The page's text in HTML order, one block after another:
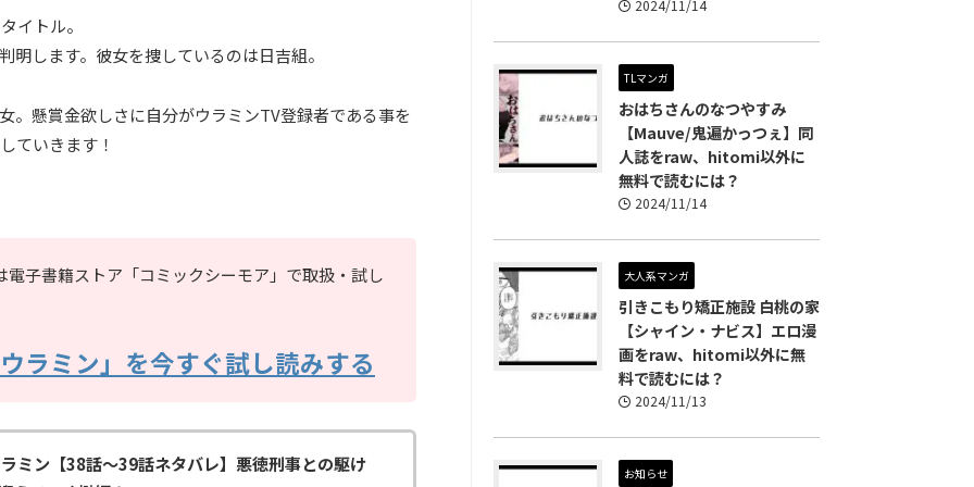
イトル。
します。彼女を捜しているのは日吉組。
懸賞金欲しさに自分がウラミンTV登録者である事を
ていきます！
子書籍ストア「コミックシーモア」で取扱・試し
ラミン」を今すぐ試し読みする
ミン【38話～39話ネタバレ】悪徳刑事との駆け
2024/11/14
TLマンガ
おはちさんのなつやすみ
【Mauve/鬼遍かっつぇ】同
人誌をraw、hitomi以外に
無料で読むには？
2024/11/14
大人系マンガ
引きこもり矯正施設 白桃の家
【シャイン・ナビス】エロ漫
画をraw、hitomi以外に無
料で読むには？
2024/11/13
お知らせ